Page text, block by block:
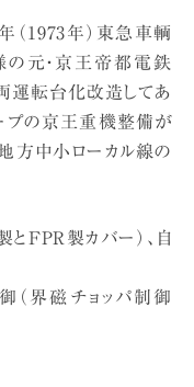
（1973年）東急車輌
の元・京王帝都電鉄
運転台化改造してあ
プの京王重機整備が
方中小ローカル線の
FPR製カバー）、自
（界磁チョッパ制御